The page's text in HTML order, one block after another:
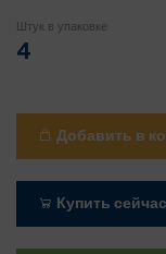
Штук в упаковке
4
Добавить в
Купить сейчас